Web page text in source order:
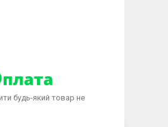
будь-який товар не